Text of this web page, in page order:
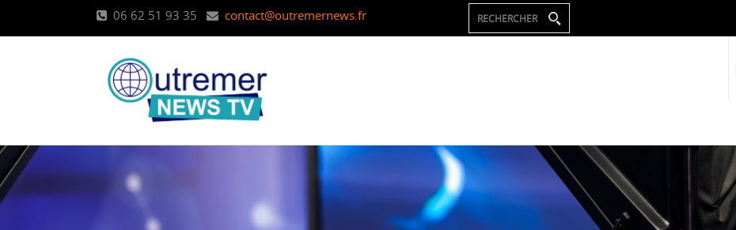
06 62 51 93 35 contact@outremernews.fr